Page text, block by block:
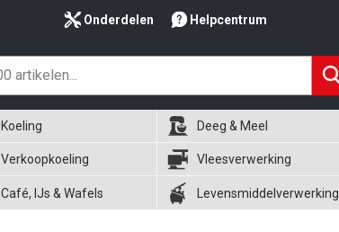
Onderdelen Helpcentrum
Koeling Deeg & Meel
Verkoopkoeling Vleesverwerking
Café, IJs & Wafels Levensmiddelverwerking